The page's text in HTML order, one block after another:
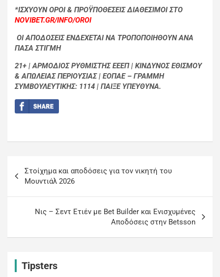
*ΙΣΧΥΟΥΝ ΟΡΟΙ & ΠΡΟΫΠΟΘΕΣΕΙΣ ΔΙΑΘΕΣΙΜΟΙ ΣΤΟ
NOVIBET.GR/INFO/OROI
ΟΙ ΑΠΟΔΟΣΕΙΣ ΕΝΔΕΧΕΤΑΙ ΝΑ ΤΡΟΠΟΠΟΙΗΘΟΥΝ ΑΝΑ
ΠΑΣΑ ΣΤΙΓΜΗ
21+ | ΑΡΜΟΔΙΟΣ ΡΥΘΜΙΣΤΗΣ ΕΕΕΠ | ΚΙΝΔΥΝΟΣ ΕΘΙΣΜΟΥ
& ΑΠΩΛΕΙΑΣ ΠΕΡΙΟΥΣΙΑΣ | ΕΟΠΑΕ – ΓΡΑΜΜΗ
ΣΥΜΒΟΥΛΕΥΤΙΚΗΣ: 1114 | ΠΑΙΞΕ ΥΠΕΥΘΥΝΑ.
Στοίχημα και αποδόσεις για τον νικητή του
Μουντιάλ 2026
Νις – Σεντ Ετιέν με Bet Builder και Ενισχυμένες
Αποδόσεις στην Betsson
Tipsters